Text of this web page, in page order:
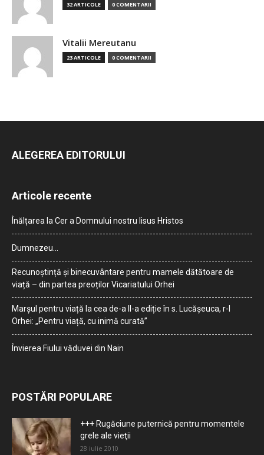
32 ARTICOLE 0 COMENTARII
Vitalii Mereutanu
23 ARTICOLE 0 COMENTARII
ALEGEREA EDITORULUI
Articole recente
Înălțarea la Cer a Domnului nostru Iisus Hristos
Dumnezeu…
Recunoștință și binecuvântare pentru mamele dătătoare de
viață – din partea preoților Vicariatului Orhei
Marșul pentru viață la cea de-a II-a ediție în s. Lucășeuca, r-l
Orhei: „Pentru viață, cu inimă curată”
Învierea Fiului văduvei din Nain
POSTĂRI POPULARE
+++ Rugăciune puternică pentru momentele
grele ale vieţii
28 iulie 2010